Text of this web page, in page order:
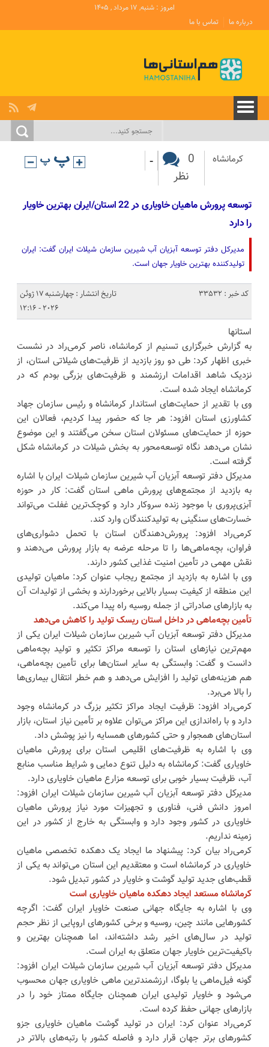
امروز : شنبه, ۱۷ مرداد , ۱۴۰۵
درباره ما
تماس با ما
کرمانشاه
0
نظر
-
توسعه پرورش ماهیان خاویاری در 22 استان/ایران بهترین خاویار
را دارد
مدیرکل دفتر توسعه آبزیان آب شیرین سازمان شیلات ایران گفت: ایران
تولیدکننده بهترین خاویار جهان است.
کد خبر : 33532
تاریخ انتشار : چهارشنبه 17 ژوئن
2026 - 12:16
استانها
به گزارش خبرگزاری تسنیم از کرمانشاه، ناصر کرمی‌راد در نشست
خبری اظهار کرد: طی دو روز بازدید از ظرفیت‌های شیلاتی استان، از
نزدیک شاهد اقدامات ارزشمند و ظرفیت‌های بزرگی بودم که در
کرمانشاه ایجاد شده است.
وی با تقدیر از حمایت‌های استاندار کرمانشاه و رئیس سازمان جهاد
کشاورزی استان افزود: هر جا که حضور پیدا کردیم، فعالان این
حوزه از حمایت‌های مسئولان استان سخن می‌گفتند و این موضوع
نشان می‌دهد نگاه توسعه‌محور به بخش شیلات در کرمانشاه شکل
گرفته است.
مدیرکل دفتر توسعه آبزیان آب شیرین سازمان شیلات ایران با اشاره
به بازدید از مجتمع‌های پرورش ماهی استان گفت: کار در حوزه
آبزی‌پروری با موجود زنده سروکار دارد و کوچک‌ترین غفلت می‌تواند
خسارت‌های سنگینی به تولیدکنندگان وارد کند.
کرمی‌راد افزود: پرورش‌دهندگان استان با تحمل دشواری‌های
فراوان، بچه‌ماهی‌ها را تا مرحله عرضه به بازار پرورش می‌دهند و
نقش مهمی در تأمین امنیت غذایی کشور دارند.
وی با اشاره به بازدید از مجتمع ریجاب عنوان کرد: ماهیان تولیدی
این منطقه از کیفیت بسیار بالایی برخوردارند و بخشی از تولیدات آن
به بازارهای صادراتی از جمله روسیه راه پیدا می‌کند.
تأمین بچه‌ماهی در داخل استان ریسک تولید را کاهش می‌دهد
مدیرکل دفتر توسعه آبزیان آب شیرین سازمان شیلات ایران یکی از
مهم‌ترین نیازهای استان را توسعه مراکز تکثیر و تولید بچه‌ماهی
دانست و گفت: وابستگی به سایر استان‌ها برای تأمین بچه‌ماهی،
هم هزینه‌های تولید را افزایش می‌دهد و هم خطر انتقال بیماری‌ها
را بالا می‌برد.
کرمی‌راد افزود: ظرفیت ایجاد مراکز تکثیر بزرگ در کرمانشاه وجود
دارد و با راه‌اندازی این مراکز می‌توان علاوه بر تأمین نیاز استان، بازار
استان‌های همجوار و حتی کشورهای همسایه را نیز پوشش داد.
وی با اشاره به ظرفیت‌های اقلیمی استان برای پرورش ماهیان
خاویاری گفت: کرمانشاه به دلیل تنوع دمایی و شرایط مناسب منابع
آب، ظرفیت بسیار خوبی برای توسعه مزارع ماهیان خاویاری دارد.
مدیرکل دفتر توسعه آبزیان آب شیرین سازمان شیلات ایران افزود:
امروز دانش فنی، فناوری و تجهیزات مورد نیاز پرورش ماهیان
خاویاری در کشور وجود دارد و وابستگی به خارج از کشور در این
زمینه نداریم.
کرمی‌راد بیان کرد: پیشنهاد ما ایجاد یک دهکده تخصصی ماهیان
خاویاری در کرمانشاه است و معتقدیم این استان می‌تواند به یکی از
قطب‌های جدید تولید گوشت و خاویار در کشور تبدیل شود.
کرمانشاه مستعد ایجاد دهکده ماهیان خاویاری است
وی با اشاره به جایگاه جهانی صنعت خاویار ایران گفت: اگرچه
کشورهایی مانند چین، روسیه و برخی کشورهای اروپایی از نظر حجم
تولید در سال‌های اخیر رشد داشته‌اند، اما همچنان بهترین و
باکیفیت‌ترین خاویار جهان متعلق به ایران است.
مدیرکل دفتر توسعه آبزیان آب شیرین سازمان شیلات ایران افزود:
گونه فیل‌ماهی یا بلوگا، ارزشمندترین ماهی خاویاری جهان محسوب
می‌شود و خاویار تولیدی ایران همچنان جایگاه ممتاز خود را در
بازارهای جهانی حفظ کرده است.
کرمی‌راد عنوان کرد: ایران در تولید گوشت ماهیان خاویاری جزو
کشورهای برتر جهان قرار دارد و فاصله کشور با رتبه‌های بالاتر در